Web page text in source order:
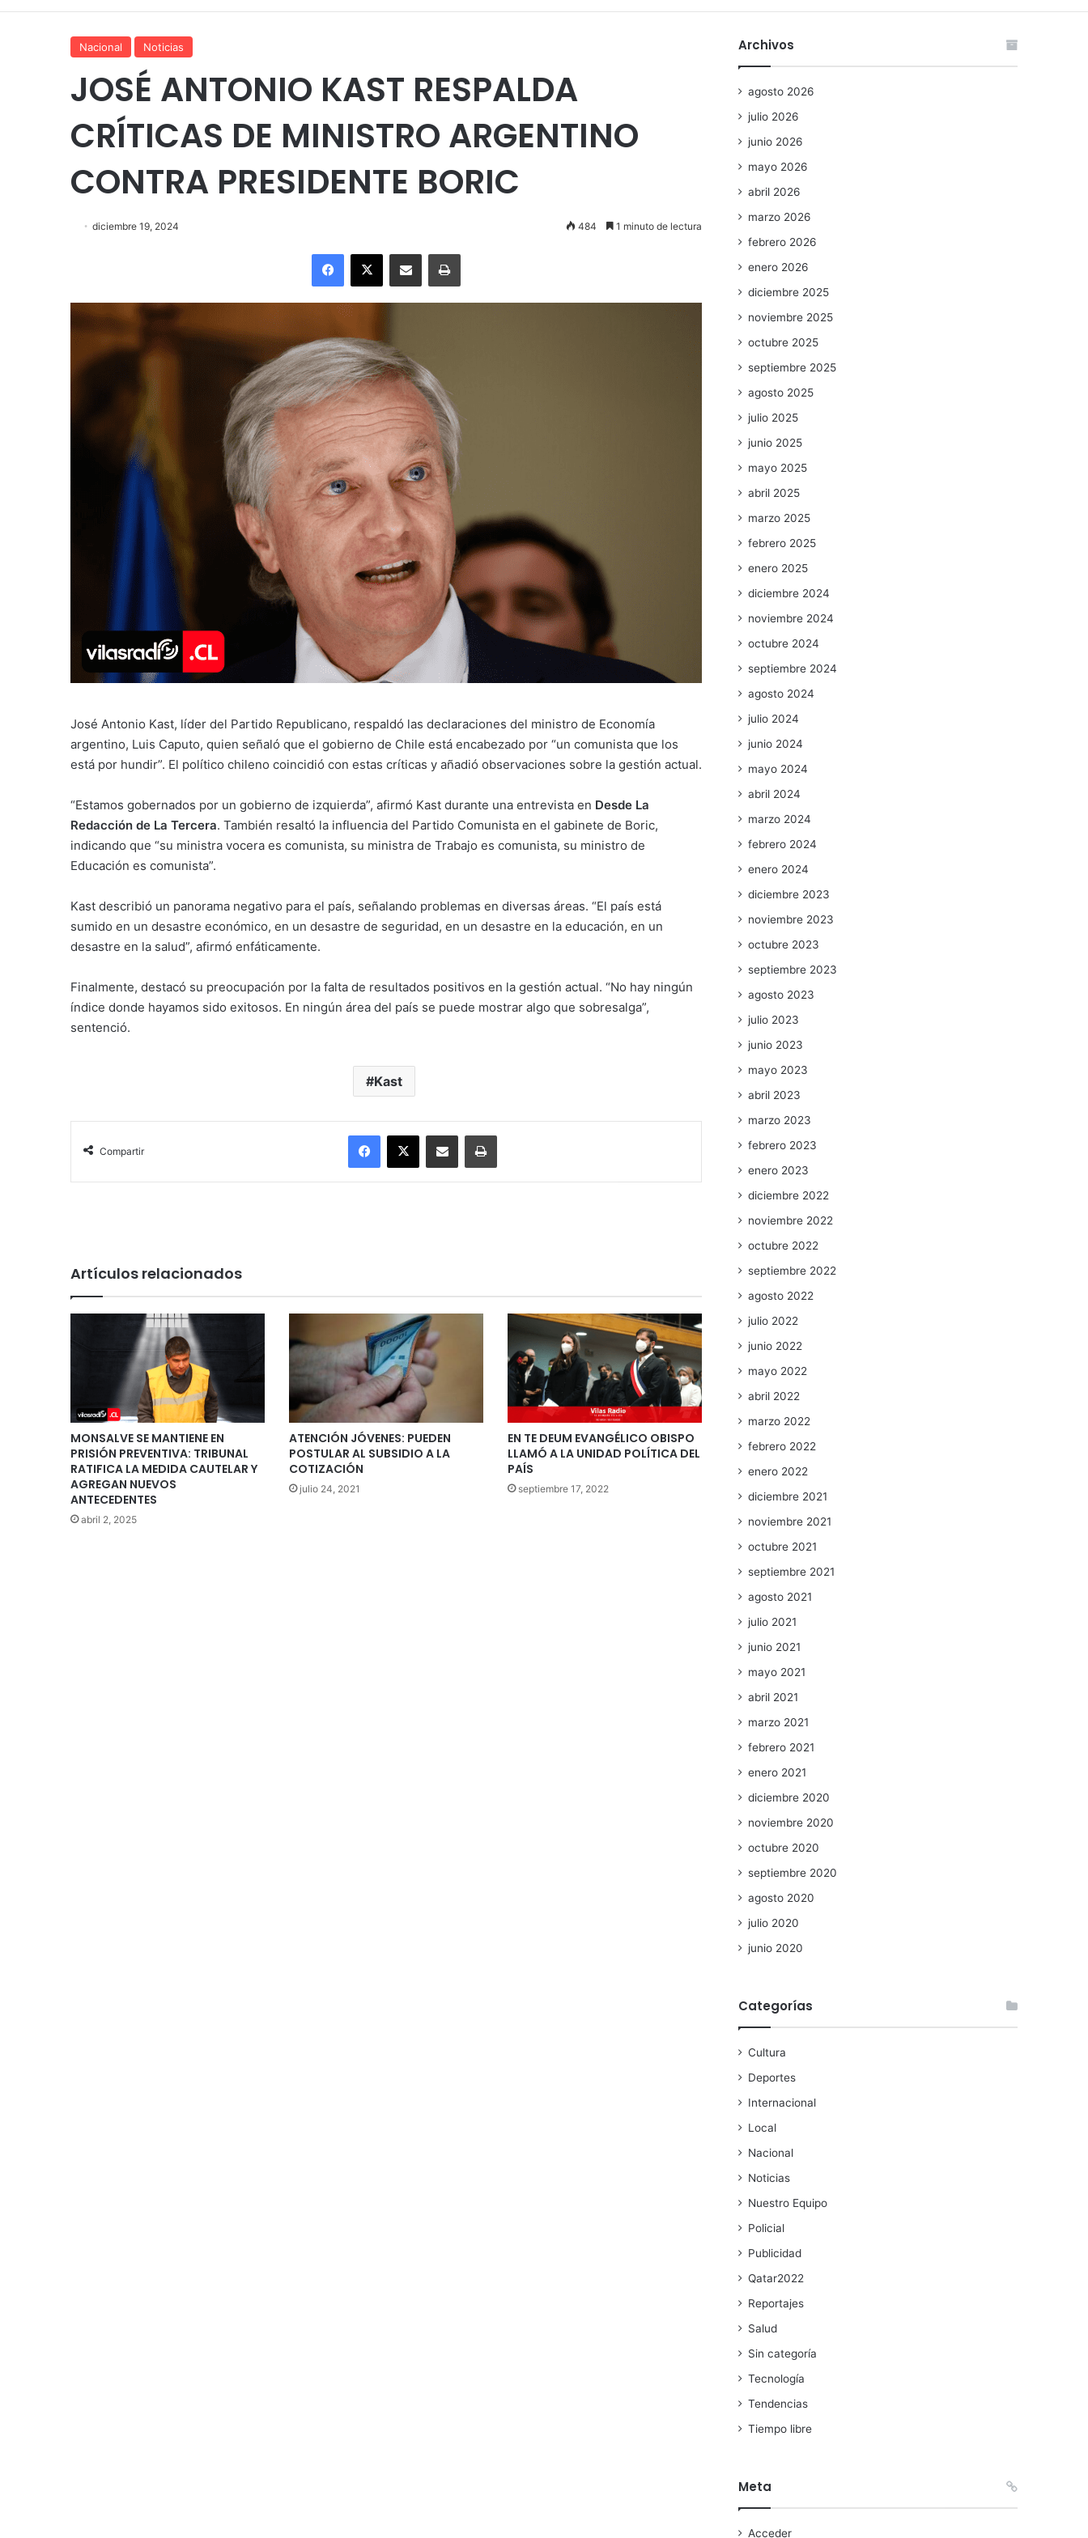
Nacional Noticias
JOSÉ ANTONIO KAST RESPALDA
CRÍTICAS DE MINISTRO ARGENTINO
CONTRA PRESIDENTE BORIC
diciembre 19, 2024 484 1 minuto de lectura
Facebook
X Enviar vía email Imprimir
José Antonio Kast, líder del Partido Republicano, respaldó las declaraciones del ministro de Economía
argentino, Luis Caputo, quien señaló que el gobierno de Chile está encabezado por “un comunista que los
está por hundir”. El político chileno coincidió con estas críticas y añadió observaciones sobre la gestión actual.
“Estamos gobernados por un gobierno de izquierda”, afirmó Kast durante una entrevista en Desde La
Redacción de La Tercera. También resaltó la influencia del Partido Comunista en el gabinete de Boric,
indicando que “su ministra vocera es comunista, su ministra de Trabajo es comunista, su ministro de
Educación es comunista”.
Kast describió un panorama negativo para el país, señalando problemas en diversas áreas. “El país está
sumido en un desastre económico, en un desastre de seguridad, en un desastre en la educación, en un
desastre en la salud”, afirmó enfáticamente.
Finalmente, destacó su preocupación por la falta de resultados positivos en la gestión actual. “No hay ningún
índice donde hayamos sido exitosos. En ningún área del país se puede mostrar algo que sobresalga”,
sentenció.
Kast
Compartir
Facebook
X Enviar vía email Imprimir
Artículos relacionados
MONSALVE SE MANTIENE EN
PRISIÓN PREVENTIVA: TRIBUNAL
RATIFICA LA MEDIDA CAUTELAR Y
AGREGAN NUEVOS
ANTECEDENTES
abril 2, 2025
ATENCIÓN JÓVENES: PUEDEN
POSTULAR AL SUBSIDIO A LA
COTIZACIÓN
julio 24, 2021
EN TE DEUM EVANGÉLICO OBISPO
LLAMÓ A LA UNIDAD POLÍTICA DEL
PAÍS
septiembre 17, 2022
Archivos
agosto 2026
julio 2026
junio 2026
mayo 2026
abril 2026
marzo 2026
febrero 2026
enero 2026
diciembre 2025
noviembre 2025
octubre 2025
septiembre 2025
agosto 2025
julio 2025
junio 2025
mayo 2025
abril 2025
marzo 2025
febrero 2025
enero 2025
diciembre 2024
noviembre 2024
octubre 2024
septiembre 2024
agosto 2024
julio 2024
junio 2024
mayo 2024
abril 2024
marzo 2024
febrero 2024
enero 2024
diciembre 2023
noviembre 2023
octubre 2023
septiembre 2023
agosto 2023
julio 2023
junio 2023
mayo 2023
abril 2023
marzo 2023
febrero 2023
enero 2023
diciembre 2022
noviembre 2022
octubre 2022
septiembre 2022
agosto 2022
julio 2022
junio 2022
mayo 2022
abril 2022
marzo 2022
febrero 2022
enero 2022
diciembre 2021
noviembre 2021
octubre 2021
septiembre 2021
agosto 2021
julio 2021
junio 2021
mayo 2021
abril 2021
marzo 2021
febrero 2021
enero 2021
diciembre 2020
noviembre 2020
octubre 2020
septiembre 2020
agosto 2020
julio 2020
junio 2020
Categorías
Cultura
Deportes
Internacional
Local
Nacional
Noticias
Nuestro Equipo
Policial
Publicidad
Qatar2022
Reportajes
Salud
Sin categoría
Tecnología
Tendencias
Tiempo libre
Meta
Acceder